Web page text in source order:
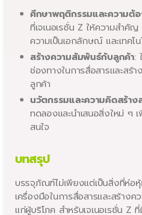
ศึกษาพฤติกรรมและความต้
ที่เจเนอเรชั่น Z ให้ความสำคั
ความเป็นเอกลักษณ์ และเทคโ
สร้างความสัมพันธ์กับลูกค้า:
ช่องทางในการสื่อสารและสร้
ลูกค้า
นวัตกรรมและความคิดสร้าง
ทดลองและนำเสนอสิ่งใหม่ ๆ
สนใจ
บทสรุป
บรรจุภัณฑ์ไม่เพียงแต่เป็นสิ่งที่ห่อ
เครื่องมือในการสื่อสารและสร้างค
แก่ผู้บริโภค สำหรับเจเนอเรชั่น Z